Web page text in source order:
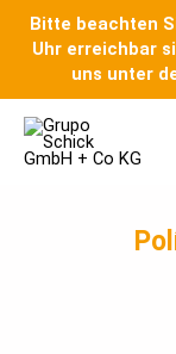
Bitte beachten
Uhr erreichbar
uns unter
contenido